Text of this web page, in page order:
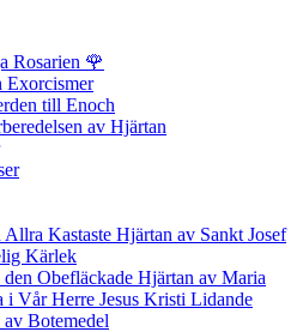
Rosarien 🌹
Exorcismer
till Enoch
av Hjärtan
Kastaste Hjärtan av Sankt Josef
Kärlek
Obefläckade Hjärtan av Maria
Vår Herre Jesus Kristi Lidande
Botemedel